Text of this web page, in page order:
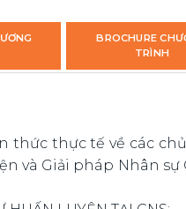
BROCHURE
TRÌNH
thức thực tế về các
và Giải pháp Nhân sự